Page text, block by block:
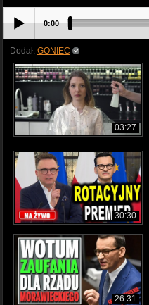
0:00
Dodał: GONIEC
03:27
30:30
26:31